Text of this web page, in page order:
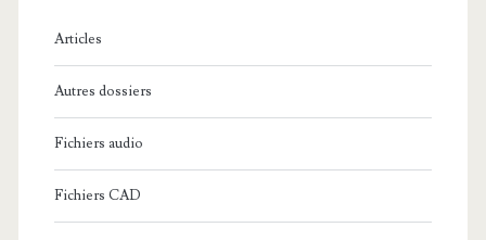
:
Articles
Autres dossiers
Fichiers audio
Fichiers CAD